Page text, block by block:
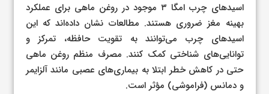
اسیدهای چرب امگا ۳ موجود در روغن ماهی برای عملکرد
بهینه مغز ضروری هستند. مطالعات نشان داده‌اند که این
اسیدهای چرب می‌توانند به تقویت حافظه، تمرکز و
توانایی‌های شناختی کمک کنند. مصرف منظم روغن ماهی
حتی در کاهش خطر ابتلا به بیماری‌های عصبی مانند آلزایمر
و دمانس (فراموشی) مؤثر است.